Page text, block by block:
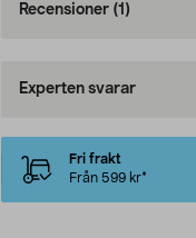
Recensioner (1)
Experten svarar
Fri frakt
Från 599 kr*